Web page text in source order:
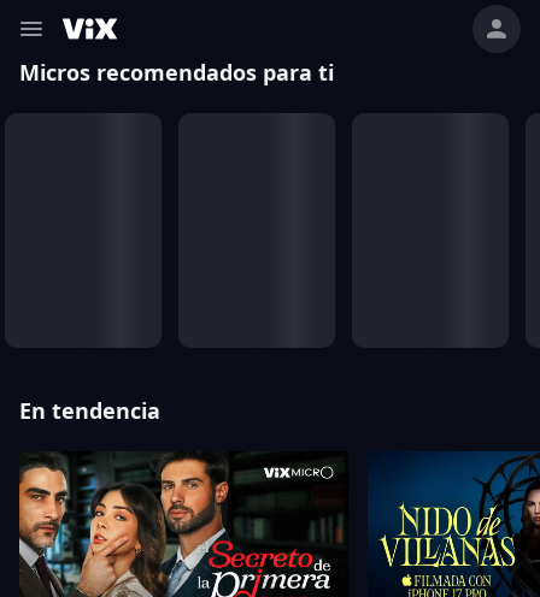
Micros recomendados para ti
En tendencia